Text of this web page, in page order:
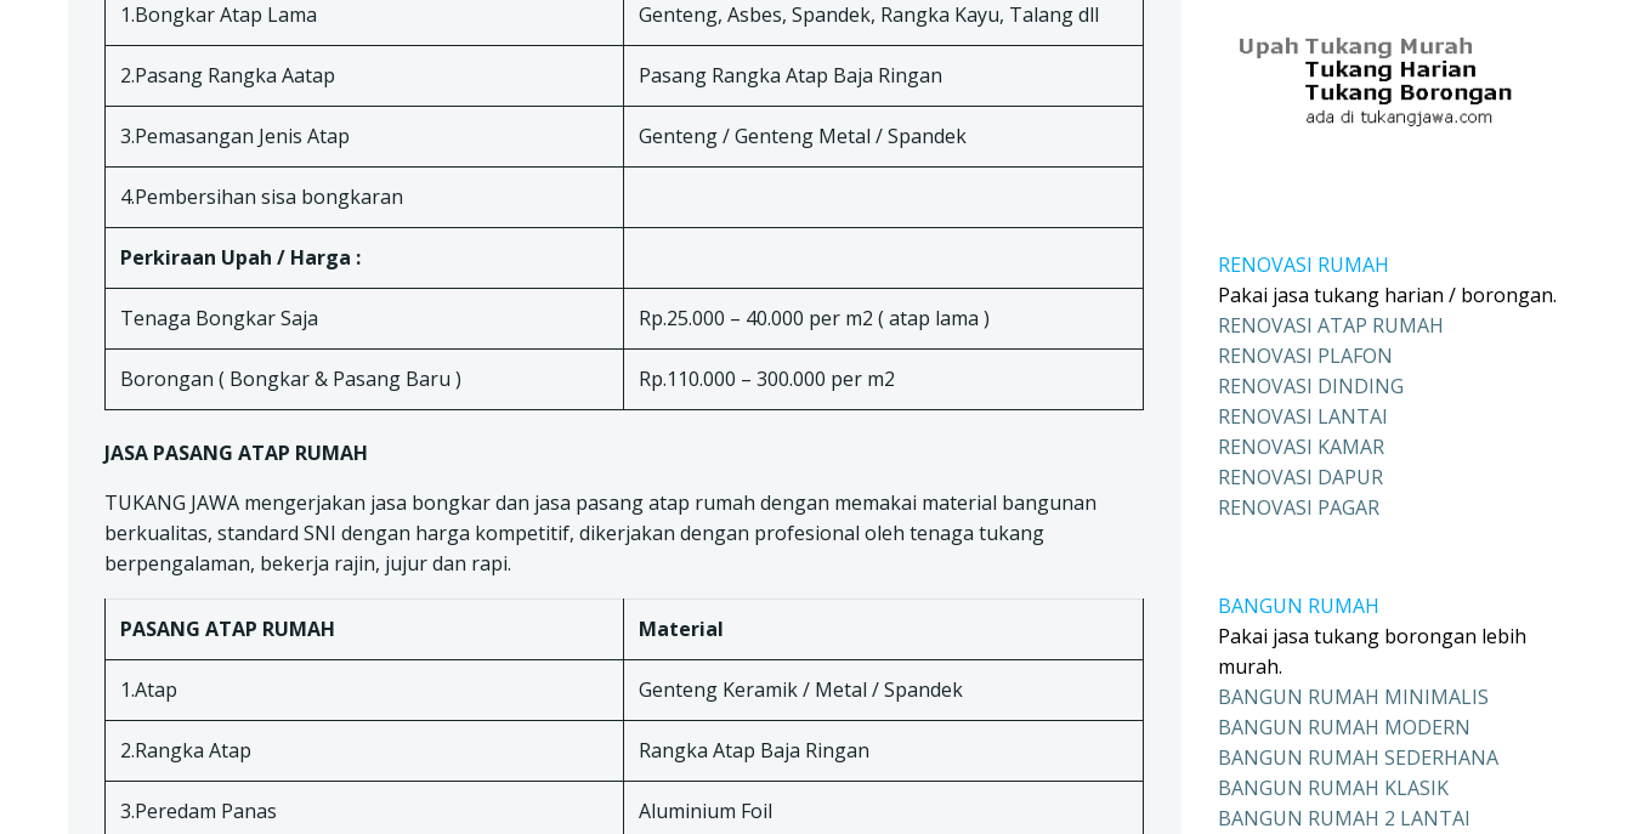
1.Bongkar Atap Lama Genteng, Asbes, Spandek, Rangka Kayu, Talang dll
2.Pasang Rangka Aatap Pasang Rangka Atap Baja Ringan
3.Pemasangan Jenis Atap Genteng / Genteng Metal / Spandek
4.Pembersihan sisa bongkaran
Perkiraan Upah / Harga :
Tenaga Bongkar Saja Rp.25.000 – 40.000 per m2 ( atap lama )
Borongan ( Bongkar & Pasang Baru ) Rp.110.000 – 300.000 per m2
JASA PASANG ATAP RUMAH
TUKANG JAWA mengerjakan jasa bongkar dan jasa pasang atap rumah dengan memakai material bangunan
berkualitas, standard SNI dengan harga kompetitif, dikerjakan dengan profesional oleh tenaga tukang
berpengalaman, bekerja rajin, jujur dan rapi.
PASANG ATAP RUMAH Material
1.Atap Genteng Keramik / Metal / Spandek
2.Rangka Atap Rangka Atap Baja Ringan
3.Peredam Panas Aluminium Foil
RENOVASI RUMAH
Pakai jasa tukang harian / borongan.
RENOVASI ATAP RUMAH
RENOVASI PLAFON
RENOVASI DINDING
RENOVASI LANTAI
RENOVASI KAMAR
RENOVASI DAPUR
RENOVASI PAGAR
BANGUN RUMAH
Pakai jasa tukang borongan lebih
murah.
BANGUN RUMAH MINIMALIS
BANGUN RUMAH MODERN
BANGUN RUMAH SEDERHANA
BANGUN RUMAH KLASIK
BANGUN RUMAH 2 LANTAI